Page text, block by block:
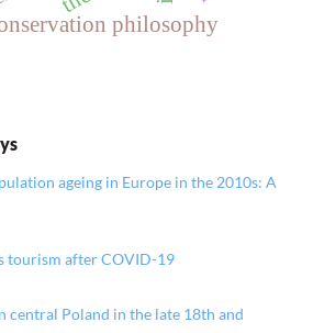
philosophy
ageing in Europe in the 2010s: A
tourism after COVID-19
central Poland in the late 18th and